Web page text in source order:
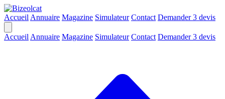
Accueil Annuaire Magazine Simulateur Contact Demander 3 devis
Accueil Annuaire Magazine Simulateur Contact Demander 3 devis